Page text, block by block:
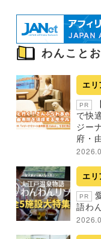
わんこと
エリ
PR
で快
ジー
府・
エリ
PR
語わ